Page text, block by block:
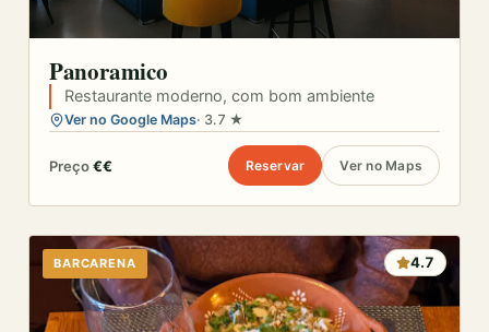
Panoramico
Restaurante moderno, com bom ambiente
Ver no Google Maps· 3.7 ★
Preço€€ Reservar Ver no Maps
BARCARENA 4.7